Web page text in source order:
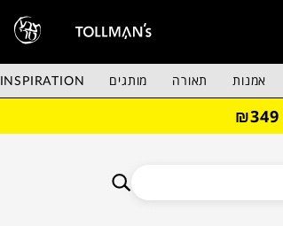
אמנות תאורה מותגים INSPIRATION
₪349